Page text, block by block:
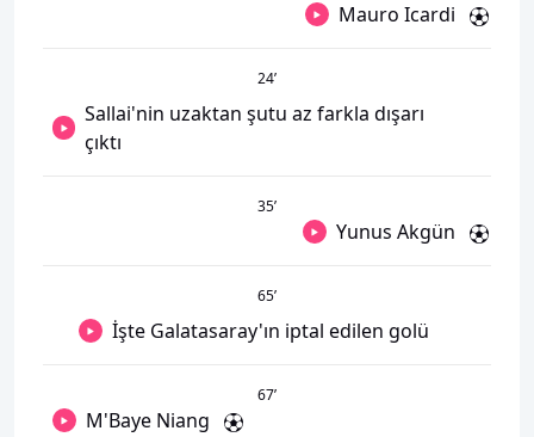
Mauro Icardi
24’
Sallai'nin uzaktan şutu az farkla dışarı
çıktı
35’
Yunus Akgün
65’
İşte Galatasaray'ın iptal edilen golü
67’
M'Baye Niang